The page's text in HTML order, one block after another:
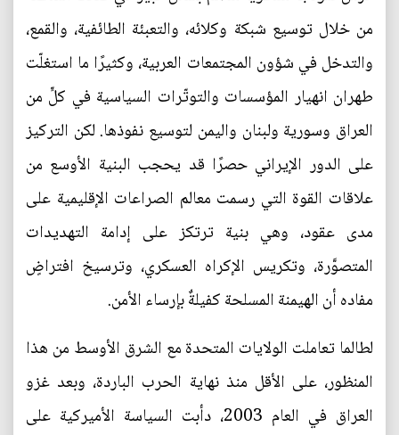
من خلال توسيع شبكة وكلائه، والتعبئة الطائفية، والقمع،
والتدخل في شؤون المجتمعات العربية، وكثيرًا ما استغلّت
طهران انهيار المؤسسات والتوتّرات السياسية في كلٍّ من
العراق وسورية ولبنان واليمن لتوسيع نفوذها. لكن التركيز
على الدور الإيراني حصرًا قد يحجب البنية الأوسع من
علاقات القوة التي رسمت معالم الصراعات الإقليمية على
مدى عقود، وهي بنية ترتكز على إدامة التهديدات
المتصوَّرة، وتكريس الإكراه العسكري، وترسيخ افتراضٍ
مفاده أن الهيمنة المسلحة كفيلةٌ بإرساء الأمن.
لطالما تعاملت الولايات المتحدة مع الشرق الأوسط من هذا
المنظور، على الأقل منذ نهاية الحرب الباردة، وبعد غزو
العراق في العام 2003، دأبت السياسة الأميركية على